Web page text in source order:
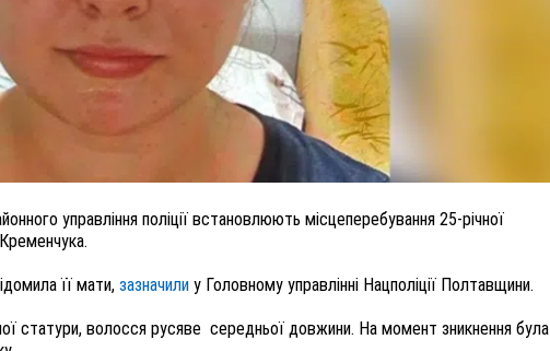
управління поліції встановлюють місцеперебування 25-річної
її мати, зазначили у Головному управлінні Нацполіції Полтавщини.
статури, волосся русяве середньої довжини. На момент зникнення була
РІЧНУ
ВНАСЛІДОК ПОРАНЕНЬ, ОТРИМАНИХ НА ВІЙНІ,
ПОМЕР ВОЇН ЮРІЙ ВОЙТИК
0